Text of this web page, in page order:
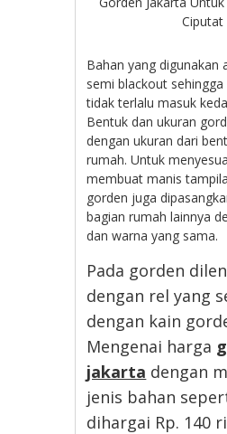
Ciputat
Bahan yang digunakan
semi blackout
tidak terlalu masuk
Bentuk dan ukuran
dengan ukuran dari
rumah. Untuk
membuat manis
gorden juga
bagian rumah lainnya
dan warna yang sama.
Pada gorden
dengan rel yang
dengan kain
Mengenai harga
jakarta dengan
jenis bahan
dihargai Rp. 140